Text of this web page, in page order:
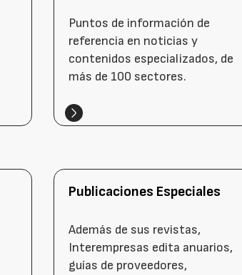
Puntos de información de
referencia en noticias y
contenidos especializados, de
más de 100 sectores.
Publicaciones Especiales
Además de sus revistas,
Interempresas edita anuarios,
guías de proveedores,